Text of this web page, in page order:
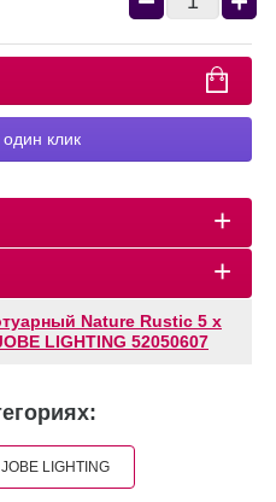
один клик
Nature Rustic 5 x
LIGHTING 52050607
LIGHTING